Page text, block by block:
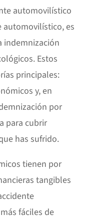
automovilístico, es
indemnización
Estos
principales:
y, en
por
para cubrir
has sufrido.
tienen por
tangibles
fáciles de